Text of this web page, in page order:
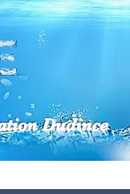
kultúrne
Dudince